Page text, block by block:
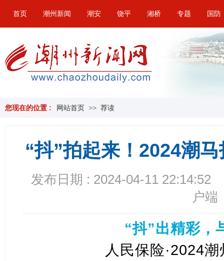
首页 潮州新闻 潮安 饶平 湘桥 专题 国防
您现在的位置 : 网站首页 >> 荐读
“抖”拍起来！2024潮
发布日期 : 2024-04-11 22:14:52
户端
“抖”出精彩，
人民保险·2024